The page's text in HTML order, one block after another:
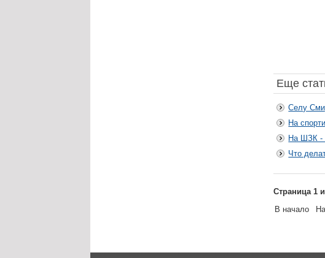
Еще
Селу
На
На ШЗК -
Что
Страница 1
В начало